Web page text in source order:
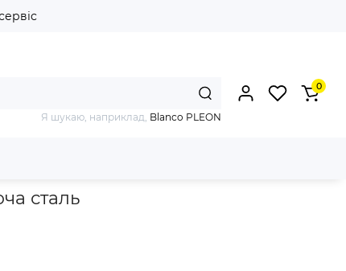
Я шукаю, наприклад, Blanco PLEON
0
/ нержавіюча сталь
сталь